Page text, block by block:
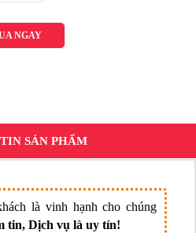
NGAY
SẢN PHẨM
là vinh hạnh cho chúng
tin, Dịch vụ là uy tín!